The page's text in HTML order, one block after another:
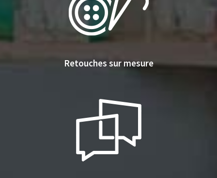
Retouches sur mesure